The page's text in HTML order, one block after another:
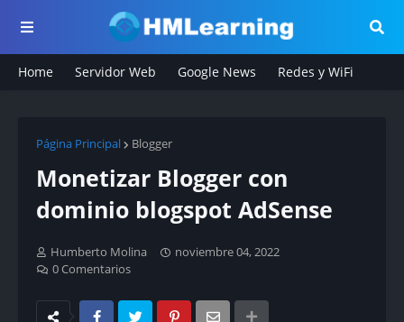
Home Servidor Web Google News Redes y WiFi
Página Principal Blogger
Monetizar Blogger con
dominio blogspot AdSense
Humberto Molina
noviembre 04, 2022
0 Comentarios